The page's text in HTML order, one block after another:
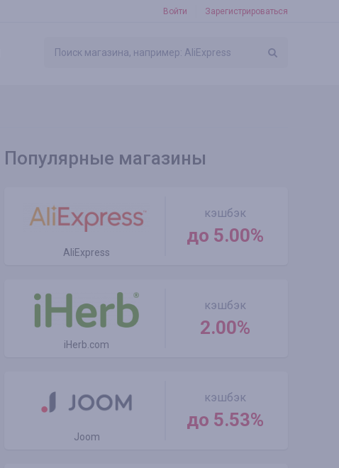
Войти Зарегистрироваться
Популярные магазины
AliExpress
кэшбэк
до 5.00%
iHerb.com
кэшбэк
2.00%
Joom
кэшбэк
до 5.53%